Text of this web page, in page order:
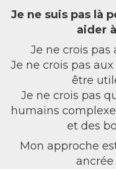
Je ne suis pas là
aider
Je ne crois pas
Je ne crois pas
être
Je ne crois pas
humains
et des
Mon approche
ancrée